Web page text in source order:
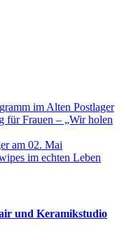
im Alten Postlager
für Frauen – „Wir holen
am 02. Mai
im echten Leben
und Keramikstudio